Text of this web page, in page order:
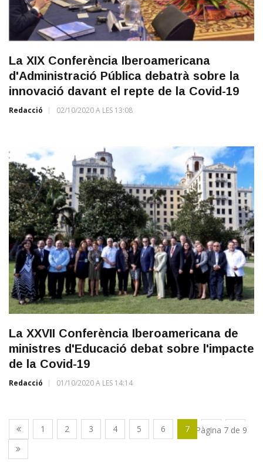
La XIX Conferència Iberoamericana
d'Administració Pública debatrà sobre la
innovació davant el repte de la Covid-19
Redacció 02/10/2020 A LES 13:08
La XXVII Conferència Iberoamericana de
ministres d'Educació debat sobre l'impacte
de la Covid-19
Redacció 01/10/2020 A LES 14:14
1 2 3 4 5 6 7 8 9
Pàgina 7 de 9